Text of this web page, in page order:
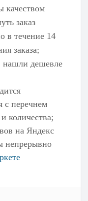
качеством
заказ
в течение 14
заказа;
нашли дешевле
с перечнем
количества;
на Яндекс
непрерывно